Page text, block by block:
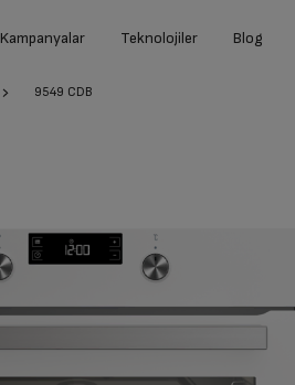
Kampanyalar Teknolojiler Blog
9549 CDB